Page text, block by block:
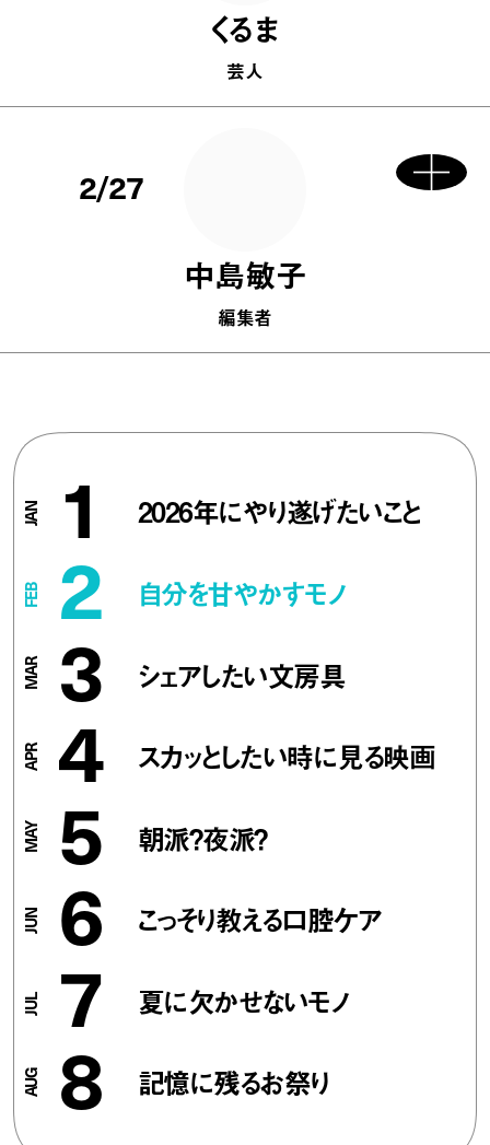
くるま
芸人
2/27
中島敏子
編集者
1 2026年にやり遂げたいこと
2 自分を甘やかすモノ
3 シェアしたい文房具
4 スカッとしたい時に見る映画
5 朝派？夜派？
6 こっそり教える口腔ケア
7 夏に欠かせないモノ
8 記憶に残るお祭り